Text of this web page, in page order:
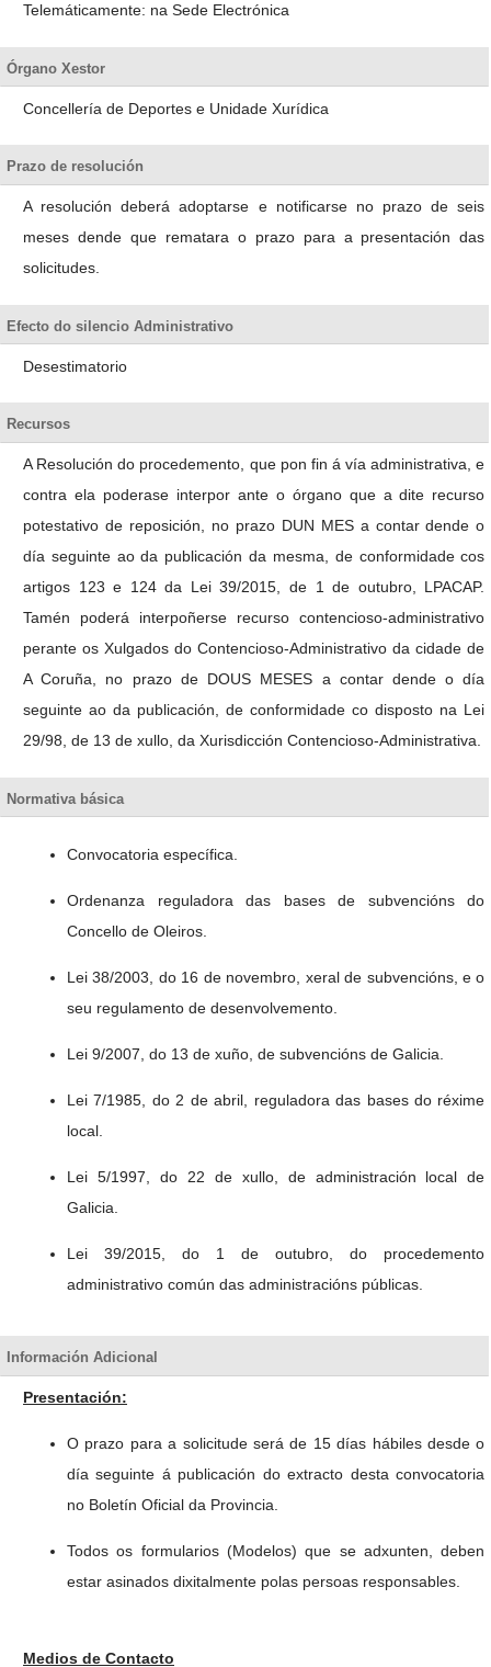
Telemáticamente: na Sede Electrónica
Órgano Xestor
Concellería de Deportes e Unidade Xurídica
Prazo de resolución
A resolución deberá adoptarse e notificarse no prazo de seis
meses dende que rematara o prazo para a presentación das
solicitudes.
Efecto do silencio Administrativo
Desestimatorio
Recursos
A Resolución do procedemento, que pon fin á vía administrativa, e
contra ela poderase interpor ante o órgano que a dite recurso
potestativo de reposición, no prazo DUN MES a contar dende o
día seguinte ao da publicación da mesma, de conformidade cos
artigos 123 e 124 da Lei 39/2015, de 1 de outubro, LPACAP.
Tamén poderá interpoñerse recurso contencioso-administrativo
perante os Xulgados do Contencioso-Administrativo da cidade de
A Coruña, no prazo de DOUS MESES a contar dende o día
seguinte ao da publicación, de conformidade co disposto na Lei
29/98, de 13 de xullo, da Xurisdicción Contencioso-Administrativa.
Normativa básica
Convocatoria específica.
Ordenanza reguladora das bases de subvencións do
Concello de Oleiros.
Lei 38/2003, do 16 de novembro, xeral de subvencións, e o
seu regulamento de desenvolvemento.
Lei 9/2007, do 13 de xuño, de subvencións de Galicia.
Lei 7/1985, do 2 de abril, reguladora das bases do réxime
local.
Lei 5/1997, do 22 de xullo, de administración local de
Galicia.
Lei 39/2015, do 1 de outubro, do procedemento
administrativo común das administracións públicas.
Información Adicional
Presentación:
O prazo para a solicitude será de 15 días hábiles desde o
día seguinte á publicación do extracto desta convocatoria
no Boletín Oficial da Provincia.
Todos os formularios (Modelos) que se adxunten, deben
estar asinados dixitalmente polas persoas responsables.
Medios de Contacto